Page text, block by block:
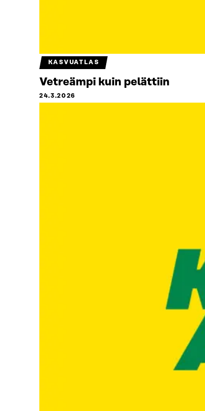
KASVUATLAS
Vetreämpi kuin pelättiin
24.3.2026